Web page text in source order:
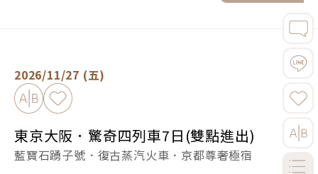
2026/11/27 (五)
加入比較加入最愛
東京大阪．驚奇四列車7日(雙點進出)
藍寶石踴子號．復古蒸汽火車．京都尊奢極宿